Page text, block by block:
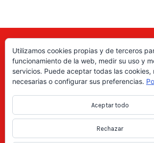
Aquí puede encontrar las direcciones de
fabricantes locales, asociaciones, etc; de todo el
productos y servicios para ayudar a los usuarios
ofertas de trabajo y empleo que se anuncian en
consiga trabajos según le interese, en los
Copyright Directorio Mahico Soluciones © 2021.
Utilizamos cookies propias y de terceros
funcionamiento de la web, medir su uso y
servicios. Puede aceptar todas las cookies,
necesarias o configurar sus preferencias.
Aceptar todo
Rechazar